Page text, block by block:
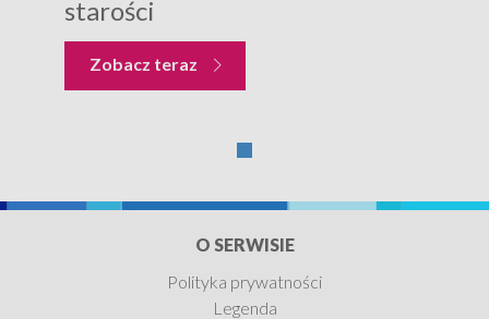
starości
Zobacz teraz
O SERWISIE
Polityka prywatności
Legenda